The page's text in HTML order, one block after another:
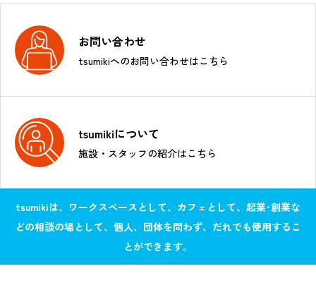
お問い合わせ
tsumikiへのお問い合わせはこちら
tsumikiについて
施設・スタッフの紹介はこちら
tsumikiは、ワークスペースとして、カフェとして、起業･創業な
どの相談の場として、個人、団体を問わず、だれでも使用するこ
とができます。